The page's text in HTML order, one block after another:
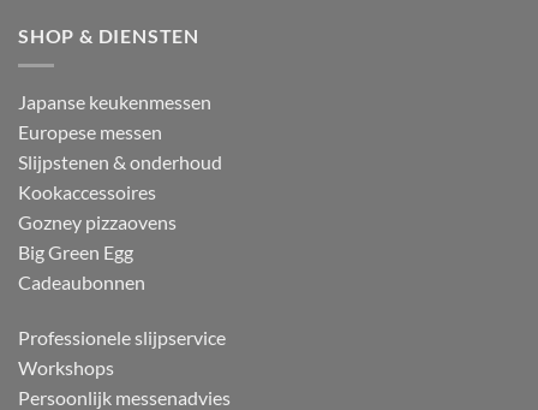
SHOP & DIENSTEN
Japanse keukenmessen
Europese messen
Slijpstenen & onderhoud
Kookaccessoires
Gozney pizzaovens
Big Green Egg
Cadeaubonnen
Professionele slijpservice
Workshops
Persoonlijk messenadvies